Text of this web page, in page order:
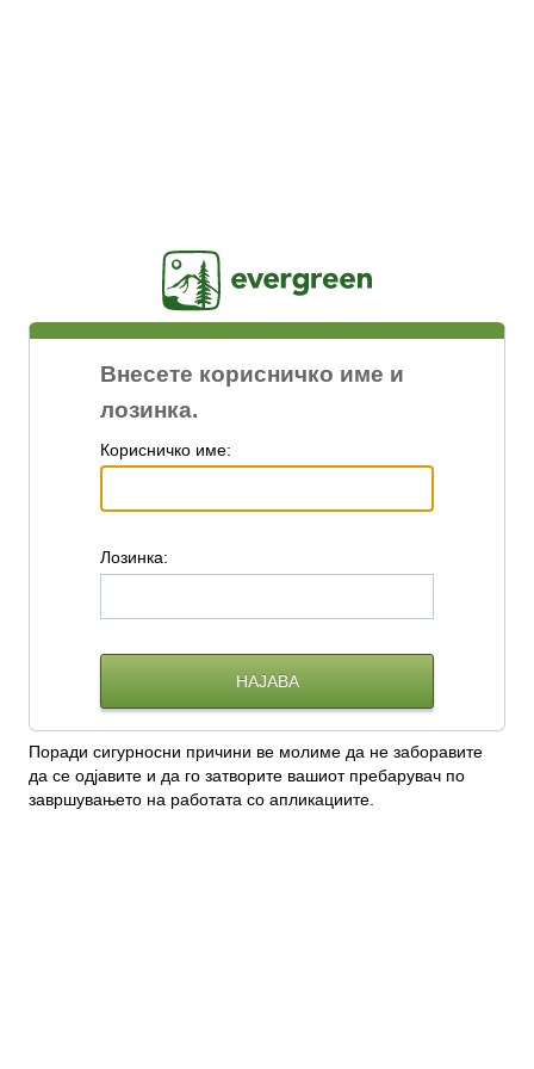
Внесете корисничко име и
лозинка.
Корисничко име:
Лозинка:
Поради сигурносни причини ве молиме да не заборавите
да се одјавите и да го затворите вашиот пребарувач по
завршувањето на работата со апликациите.